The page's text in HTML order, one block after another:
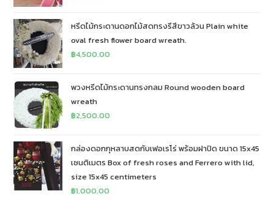
หรีดไม้กระดานดอกไม้สดทรงรีสีขาวล้วน Plain white
oval fresh flower board wreath.
฿4,500.00
พวงหรีดไม้กระดานทรงกลม Round wooden board
wreath
฿2,500.00
กล่องดอกกุหลาบสดกับเฟอเรโร่ พร้อมฝาปิด ขนาด 15x45
เซนติเมตร Box of fresh roses and Ferrero with lid,
size 15x45 centimeters
฿1,000.00